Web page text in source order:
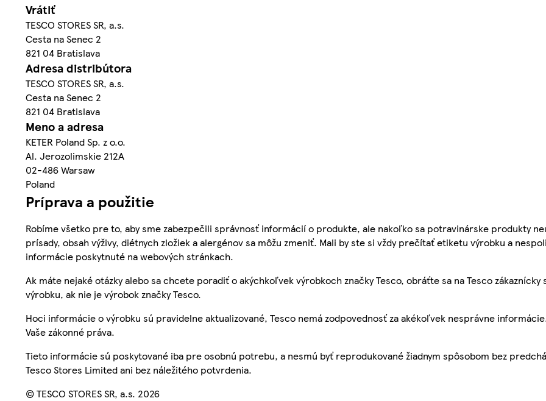
Vrátiť
TESCO STORES SR, a.s.
Cesta na Senec 2
821 04 Bratislava
Adresa distribútora
TESCO STORES SR, a.s.
Cesta na Senec 2
821 04 Bratislava
Meno a adresa
KETER Poland Sp. z o.o.
Al. Jerozolimskie 212A
02-486 Warsaw
Poland
Príprava a použitie
Robíme všetko pre to, aby sme zabezpečili správnosť informácií o produkte, ale nakoľko sa potravinárske produkty
prísady, obsah výživy, diétnych zložiek a alergénov sa môžu zmeniť. Mali by ste si vždy prečítať etiketu výrobku a
informácie poskytnuté na webových stránkach.
Ak máte nejaké otázky alebo sa chcete poradiť o akýchkoľvek výrobkoch značky Tesco, obráťte sa na Tesco
výrobku, ak nie je výrobok značky Tesco.
Hoci informácie o výrobku sú pravidelne aktualizované, Tesco nemá zodpovednosť za akékoľvek nesprávne
Vaše zákonné práva.
Tieto informácie sú poskytované iba pre osobnú potrebu, a nesmú byť reprodukované žiadnym spôsobom bez
Tesco Stores Limited ani bez náležitého potvrdenia.
© TESCO STORES SR, a.s. 2026